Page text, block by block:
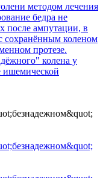
методом лечения
бедра не
после ампутации, в
сохранённым коленом
протезе.
колена у
ишемической